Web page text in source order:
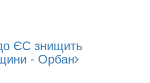
ЄС знищить
- Орбан